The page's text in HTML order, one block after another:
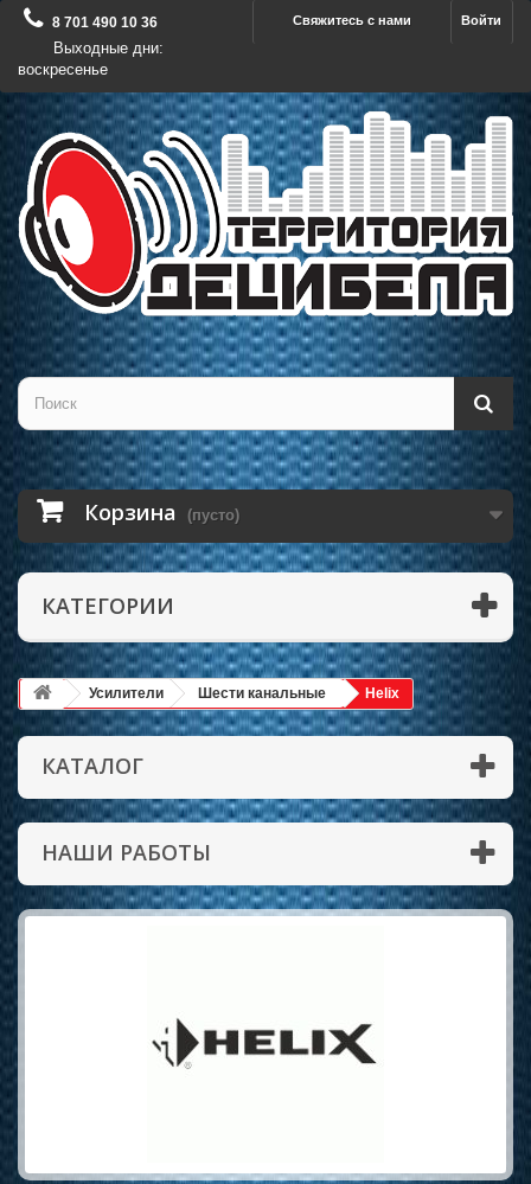
Войти
Свяжитесь с нами
8 701 490 10 36
Выходные дни:
воскресенье
Корзина (пусто)
КАТЕГОРИИ
Усилители Шести канальные Helix
КАТАЛОГ
НАШИ РАБОТЫ